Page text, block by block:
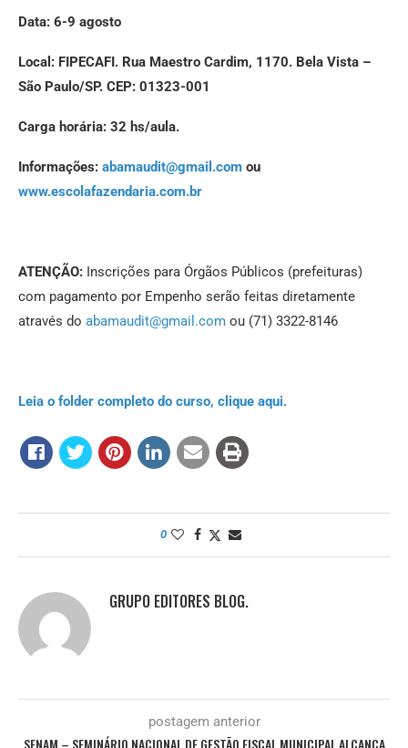
Data: 6-9 agosto
Local: FIPECAFI. Rua Maestro Cardim, 1170. Bela Vista –
São Paulo/SP. CEP: 01323-001
Carga horária: 32 hs/aula.
Informações: abamaudit@gmail.com ou
www.escolafazendaria.com.br
ATENÇÃO: Inscrições para Órgãos Públicos (prefeituras)
com pagamento por Empenho serão feitas diretamente
através do abamaudit@gmail.com ou (71) 3322-8146
Leia o folder completo do curso, clique aqui.
0
GRUPO EDITORES BLOG.
postagem anterior
SENAM – SEMINÁRIO NACIONAL DE GESTÃO FISCAL MUNICIPAL ALCANÇA